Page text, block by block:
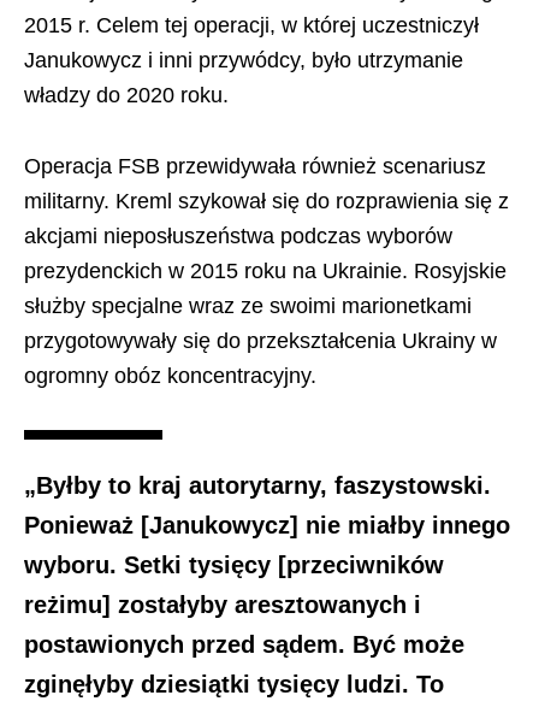
2015 r. Celem tej operacji, w której uczestniczył
Janukowycz i inni przywódcy, było utrzymanie
władzy do 2020 roku.
Operacja FSB przewidywała również scenariusz
militarny. Kreml szykował się do rozprawienia się z
akcjami nieposłuszeństwa podczas wyborów
prezydenckich w 2015 roku na Ukrainie. Rosyjskie
służby specjalne wraz ze swoimi marionetkami
przygotowywały się do przekształcenia Ukrainy w
ogromny obóz koncentracyjny.
„Byłby to kraj autorytarny, faszystowski.
Ponieważ [Janukowycz] nie miałby innego
wyboru. Setki tysięcy [przeciwników
reżimu] zostałyby aresztowanych i
postawionych przed sądem. Być może
zginęłyby dziesiątki tysięcy ludzi. To